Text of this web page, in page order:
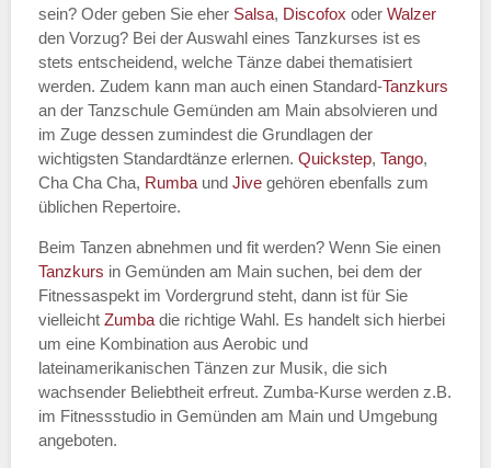
Name des Tanzkurs
Tanzart*
sein? Oder geben Sie eher Salsa, Discofox oder Walzer
den Vorzug? Bei der Auswahl eines Tanzkurses ist es
stets entscheidend, welche Tänze dabei thematisiert
werden. Zudem kann man auch einen Standard-Tanzkurs
an der Tanzschule Gemünden am Main absolvieren und
im Zuge dessen zumindest die Grundlagen der
wichtigsten Standardtänze erlernen. Quickstep, Tango,
Cha Cha Cha, Rumba und Jive gehören ebenfalls zum
üblichen Repertoire.
Beim Tanzen abnehmen und fit werden? Wenn Sie einen
Tanzkurs in Gemünden am Main suchen, bei dem der
Fitnessaspekt im Vordergrund steht, dann ist für Sie
vielleicht Zumba die richtige Wahl. Es handelt sich hierbei
um eine Kombination aus Aerobic und
lateinamerikanischen Tänzen zur Musik, die sich
wachsender Beliebtheit erfreut. Zumba-Kurse werden z.B.
im Fitnessstudio in Gemünden am Main und Umgebung
angeboten.